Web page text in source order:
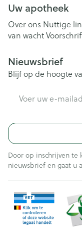
Uw apotheek
Over ons Nuttige
van wacht
Nieuwsbrief
Blijf op de hoogte
Door op inschrijven te
nieuwsbrief en gaat u